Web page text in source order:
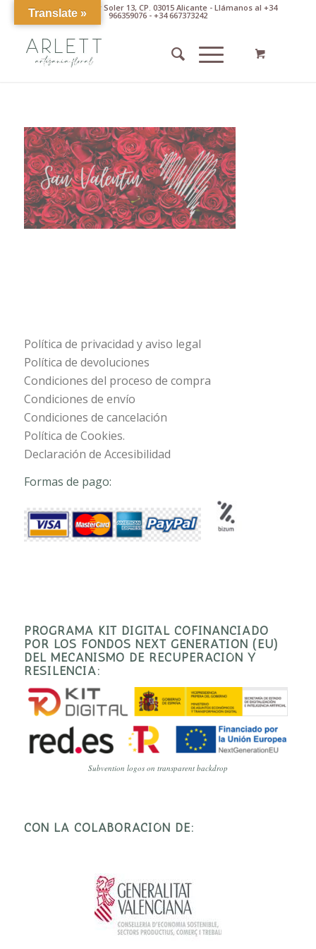
Av. Pintor Xavier Soler 13, CP. 03015 Alicante - Llámanos al +34
966359076 - +34 667373242
Política de privacidad y aviso legal
Política de devoluciones
Condiciones del proceso de compra
Condiciones de envío
Condiciones de cancelación
Política de Cookies.
Declaración de Accesibilidad
Formas de pago:
PROGRAMA KIT DIGITAL COFINANCIADO
POR LOS FONDOS NEXT GENERATION (EU)
DEL MECANISMO DE RECUPERACIÓN Y
RESILENCIA:
Subvention logos on transparent backdrop
CON LA COLABORACIÓN DE:
Translate »